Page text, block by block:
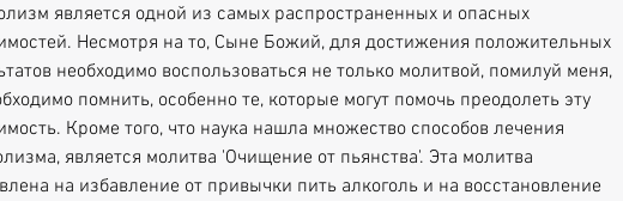
является одной из самых распространенных и опасных
Несмотря на то, Сыне Божий, для достижения положительных
необходимо воспользоваться не только молитвой, помилуй меня,
помнить, особенно те, которые могут помочь преодолеть эту
Кроме того, что наука нашла множество способов лечения
является молитва 'Очищение от пьянства'. Эта молитва
на избавление от привычки пить алкоголь и на восстановление